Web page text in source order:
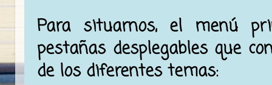
Para situarnos, el menú
pestañas desplegables que
de los diferentes temas: